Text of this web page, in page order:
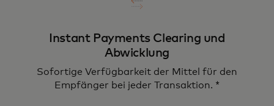
Instant Payments Clearing und
Abwicklung
Sofortige Verfügbarkeit der Mittel für den
Empfänger bei jeder Transaktion. *